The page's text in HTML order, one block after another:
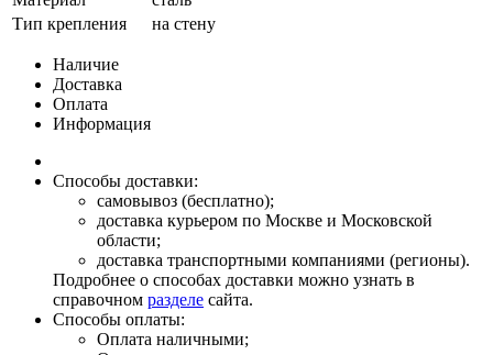
Тип крепления
на стену
Наличие
Доставка
Оплата
Информация
Способы доставки:
самовывоз (бесплатно);
доставка курьером по Москве и Московской
области;
доставка транспортными компаниями (регионы).
Подробнее о способах доставки можно узнать в
справочном разделе сайта.
Способы оплаты:
Оплата наличными;